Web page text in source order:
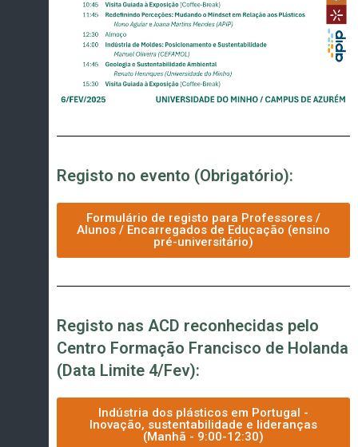
Registo no evento (Obrigatório):
Formulário de registo para Professores /
Alunos / Encarregados de Educação (ensino
pré-universitário)
Registo nas ACD reconhecidas pelo
Centro Formação Francisco de Holanda
(Data Limite 4/Fev):
Indústria dos plásticos em Portugal -
Inovação, sustentabilidade e lideranças
(Manhã - 9:00-12:30)